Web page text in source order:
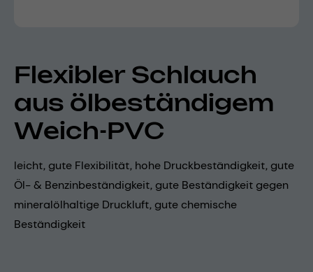
Flexibler Schlauch
aus ölbeständigem
Weich-PVC
leicht, gute Flexibilität, hohe Druckbeständigkeit, gute
Öl- & Benzinbeständigkeit, gute Beständigkeit gegen
mineralölhaltige Druckluft, gute chemische
Beständigkeit